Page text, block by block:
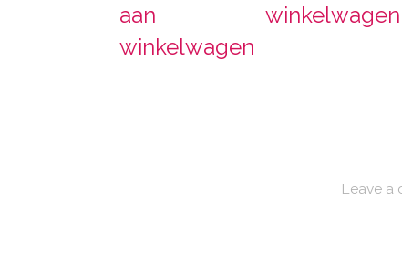
aan
winkelwagen
winkelwagen
Leave a